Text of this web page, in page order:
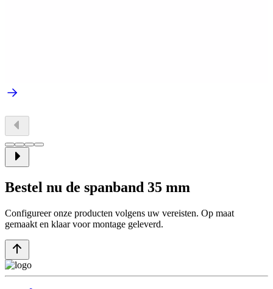
Bestel nu de spanband 35 mm
Configureer onze producten volgens uw vereisten. Op maat
gemaakt en klaar voor montage geleverd.